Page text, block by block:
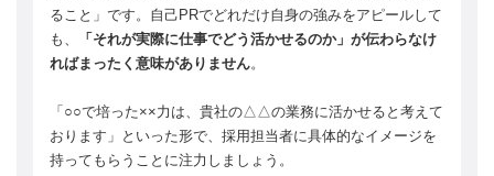
ること」です。自己PRでどれだけ自身の強みをアピールして
も、
「それが実際に仕事でどう活かせるのか」が伝わらなけ
ればまったく意味がありません。
「○○で培った××力は、貴社の△△の業務に活かせると考えて
おります」といった形で、採用担当者に具体的なイメージを
持ってもらうことに注力しましょう。